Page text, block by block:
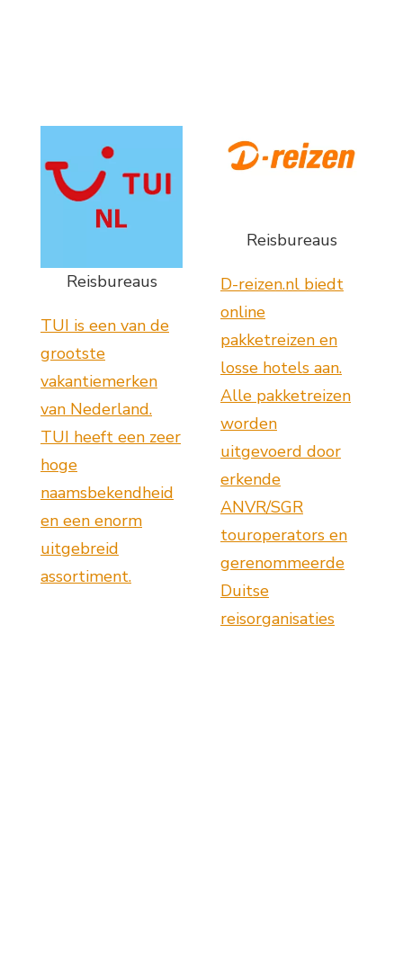
Reisbureaus
TUI is een van de
grootste
vakantiemerken
van Nederland.
TUI heeft een zeer
hoge
naamsbekendheid
en een enorm
uitgebreid
assortiment.
Reisbureaus
D-reizen.nl biedt
online
pakketreizen en
losse hotels aan.
Alle pakketreizen
worden
uitgevoerd door
erkende
ANVR/SGR
touroperators en
gerenommeerde
Duitse
reisorganisaties